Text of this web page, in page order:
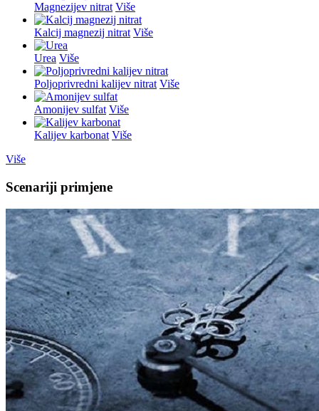
Magnezijev nitrat Više
Kalcij magnezij nitrat Više
Urea Više
Poljoprivredni kalijev nitrat Više
Amonijev sulfat Više
Kalijev karbonat Više
Više
Scenariji primjene